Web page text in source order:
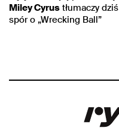
Miley Cyrus tłumaczy dziś
spór o „Wrecking Ball”